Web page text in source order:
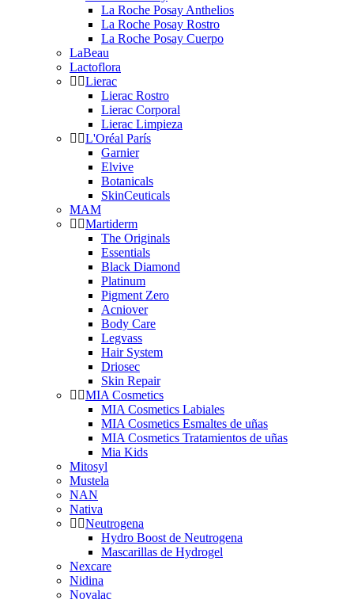
La Roche Posay Anthelios
La Roche Posay Rostro
La Roche Posay Cuerpo
LaBeau
Lactoflora
Lierac
Lierac Rostro
Lierac Corporal
Lierac Limpieza
L'Oréal París
Garnier
Elvive
Botanicals
SkinCeuticals
MAM
Martiderm
The Originals
Essentials
Black Diamond
Platinum
Pigment Zero
Acniover
Body Care
Legvass
Hair System
Driosec
Skin Repair
MIA Cosmetics
MIA Cosmetics Labiales
MIA Cosmetics Esmaltes de uñas
MIA Cosmetics Tratamientos de uñas
Mia Kids
Mitosyl
Mustela
NAN
Nativa
Neutrogena
Hydro Boost de Neutrogena
Mascarillas de Hydrogel
Nexcare
Nidina
Novalac